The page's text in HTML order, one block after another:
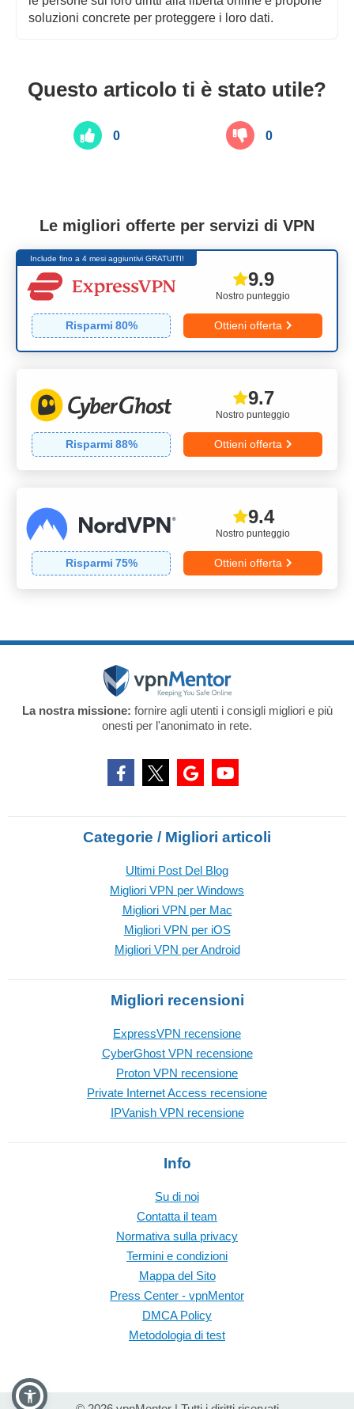
soluzioni concrete per proteggere i loro dati.
Questo articolo ti è stato utile?
0 0
Le migliori offerte per servizi di VPN
Include fino a 4 mesi aggiuntivi GRATUITI!
Nostro punteggio
9.9
Risparmi 80% Ottieni offerta
Nostro punteggio
9.7
Risparmi 88% Ottieni offerta
Nostro punteggio
9.4
Risparmi 75% Ottieni offerta
La nostra missione: fornire agli utenti i consigli migliori e più
onesti per l'anonimato in rete.
Categorie / Migliori articoli
Ultimi Post Del Blog
Migliori VPN per Windows
Migliori VPN per Mac
Migliori VPN per iOS
Migliori VPN per Android
Migliori recensioni
ExpressVPN recensione
CyberGhost VPN recensione
Proton VPN recensione
Private Internet Access recensione
IPVanish VPN recensione
Info
Su di noi
Contatta il team
Normativa sulla privacy
Termini e condizioni
Mappa del Sito
Press Center - vpnMentor
DMCA Policy
Metodologia di test